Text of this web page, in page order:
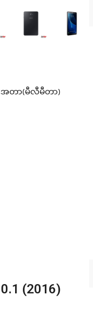
းအတာ(မီလီမီတာ)
(2016)